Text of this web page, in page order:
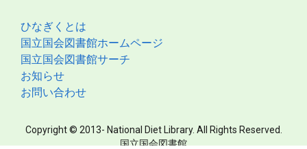
ひなぎくとは
国立国会図書館ホームページ
国立国会図書館サーチ
お知らせ
お問い合わせ
Copyright © 2013- National Diet Library. All Rights Reserved.